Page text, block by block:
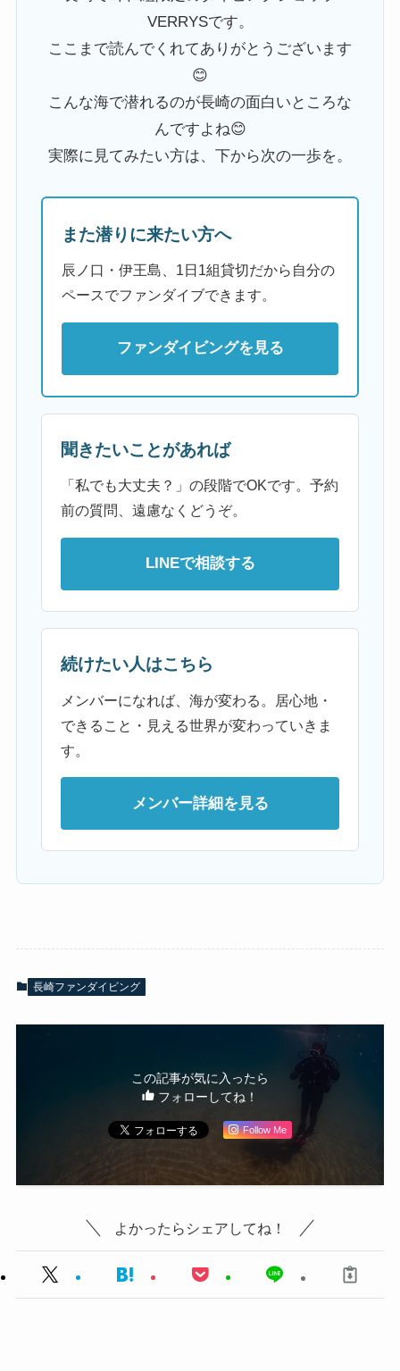
VERRYSです。
ここまで読んでくれてありがとうございます
😊
こんな海で潜れるのが長崎の面白いところな
んですよね😊
実際に見てみたい方は、下から次の一歩を。
また潜りに来たい方へ
辰ノ口・伊王島、1日1組貸切だから自分の
ペースでファンダイブできます。
ファンダイビングを見る
聞きたいことがあれば
「私でも大丈夫？」の段階でOKです。予約
前の質問、遠慮なくどうぞ。
LINEで相談する
続けたい人はこちら
メンバーになれば、海が変わる。居心地・
できること・見える世界が変わっていきま
す。
メンバー詳細を見る
長崎ファンダイビング
この記事が気に入ったら
フォローしてね！
Follow Me
よかったらシェアしてね！